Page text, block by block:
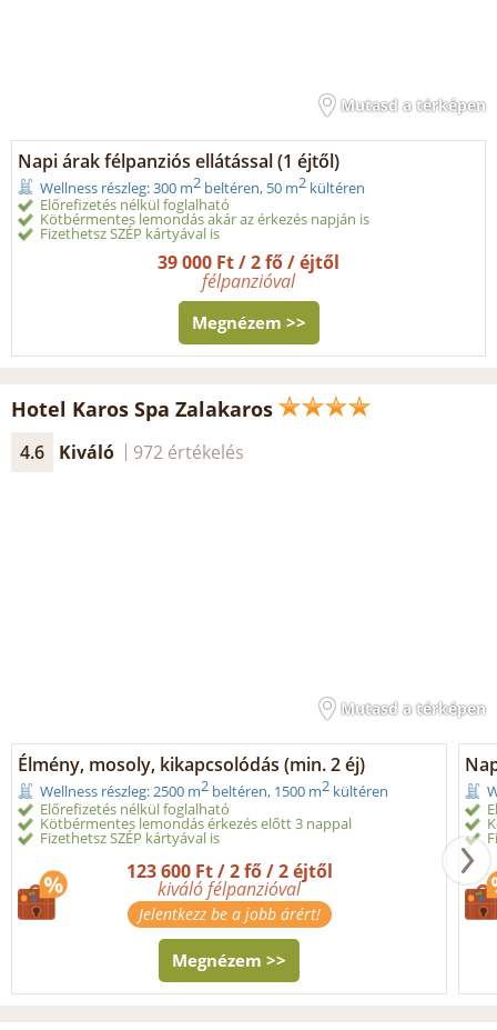
Mutasd a térképen
Napi árak félpanziós ellátással (1 éjtől)
Wellness részleg: 300 m2 beltéren, 50 m2 kültéren
Előrefizetés nélkül foglalható
Kötbérmentes lemondás akár az érkezés napján is
Fizethetsz SZÉP kártyával is
39 000 Ft / 2 fő / éjtől
félpanzióval
Megnézem >>
Hotel Karos Spa Zalakaros
4.6 Kiváló 972 értékelés
Mutasd a térképen
Élmény, mosoly, kikapcsolódás (min. 2 éj)
Wellness részleg: 2500 m2 beltéren, 1500 m2 kültéren
Előrefizetés nélkül foglalható
Kötbérmentes lemondás érkezés előtt 3 nappal
Fizethetsz SZÉP kártyával is
123 600 Ft / 2 fő / 2 éjtől
kiváló félpanzióval
Jelentkezz be a jobb árért!
Megnézem >>